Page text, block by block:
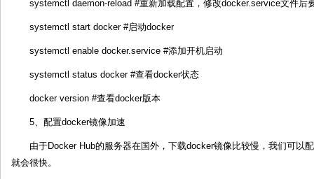
systemctl daemon-reload #重新加载配置，修改docker.service文件后
systemctl start docker #启动docker
systemctl enable docker.service #添加开机启动
systemctl status docker #查看docker状态
docker version #查看docker版本
5、配置docker镜像加速
由于Docker Hub的服务器在国外，下载docker镜像比较慢，我们可以
就会很快。